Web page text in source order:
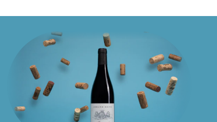
quelques pays étrangers… de quoi s’armer pour les
Bénéficiez de -10% de réduction à partir de 6
bouteilles panachables sur plus de 500
références.
Promotion valable du 07.07 au 14.07.2026 inclus.